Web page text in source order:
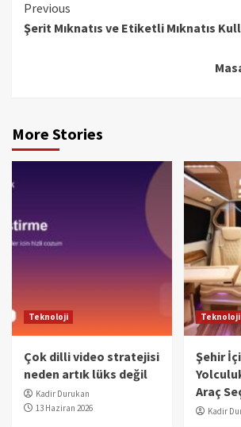
Continue
Reading
Previous
Şerit Mıknatıs ve Etiketli Mıknatıs
More Stories
Teknoloji
Çok dilli video stratejisi
neden artık lüks değil
Kadir Durukan
13 Haziran 2026
Teknoloji
Şehir
Araç
Kadir